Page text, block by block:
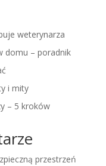
weterynarza
domu – poradnik
i mity
– 5 kroków
przestrzeń